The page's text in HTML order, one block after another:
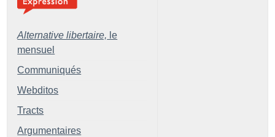
Alternative libertaire, le
mensuel
Communiqués
Webditos
Tracts
Argumentaires